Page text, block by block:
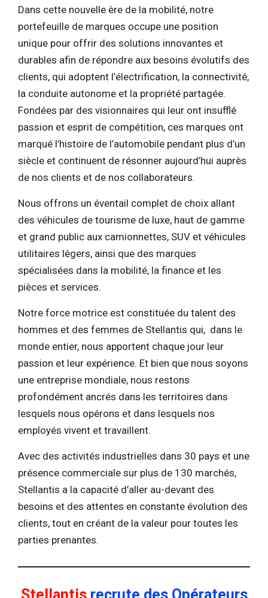
Dans cette nouvelle ère de la mobilité, notre
portefeuille de marques occupe une position
unique pour offrir des solutions innovantes et
durables afin de répondre aux besoins évolutifs des
clients, qui adoptent l’électrification, la connectivité,
la conduite autonome et la propriété partagée.
Fondées par des visionnaires qui leur ont insufflé
passion et esprit de compétition, ces marques ont
marqué l’histoire de l’automobile pendant plus d’un
siècle et continuent de résonner aujourd’hui auprès
de nos clients et de nos collaborateurs.
Nous offrons un éventail complet de choix allant
des véhicules de tourisme de luxe, haut de gamme
et grand public aux camionnettes, SUV et véhicules
utilitaires légers, ainsi que des marques
spécialisées dans la mobilité, la finance et les
pièces et services.
Notre force motrice est constituée du talent des
hommes et des femmes de Stellantis qui, dans le
monde entier, nous apportent chaque jour leur
passion et leur expérience. Et bien que nous soyons
une entreprise mondiale, nous restons
profondément ancrés dans les territoires dans
lesquels nous opérons et dans lesquels nos
employés vivent et travaillent.
Avec des activités industrielles dans 30 pays et une
présence commerciale sur plus de 130 marchés,
Stellantis a la capacité d’aller au-devant des
besoins et des attentes en constante évolution des
clients, tout en créant de la valeur pour toutes les
parties prenantes.
Stellantisrecrute des Opérateurs